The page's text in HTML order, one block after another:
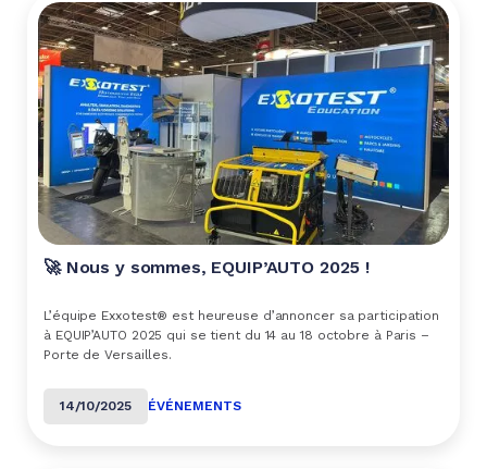
🚀 Nous y sommes, EQUIP’AUTO 2025 !
L’équipe Exxotest® est heureuse d’annoncer sa participation
à EQUIP’AUTO 2025 qui se tient du 14 au 18 octobre à Paris –
Porte de Versailles.
14/10/2025 ÉVÉNEMENTS